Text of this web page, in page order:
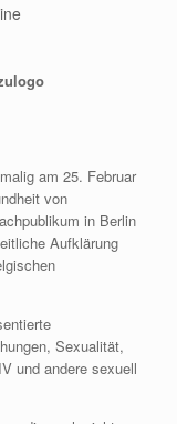
am 25. Februar
von
in Berlin
Aufklärung
Sexualität,
und andere sexuell